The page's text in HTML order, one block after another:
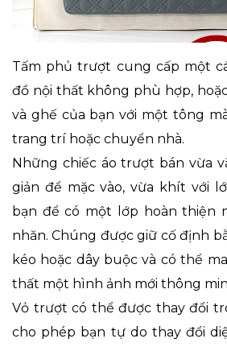
Tấm phủ trượt cung cấp một
đồ nội thất không phù hợp,
và ghế của bạn với một tông
trang trí hoặc chuyển nhà.
Những chiếc áo trượt bán vừa
giản để mặc vào, vừa khít với
bạn để có một lớp hoàn thiện
nhăn. Chúng được giữ cố định
kéo hoặc dây buộc và có thể
thất một hình ảnh mới thông
Vỏ trượt có thể được thay đổi
cho phép bạn tự do thay đổi